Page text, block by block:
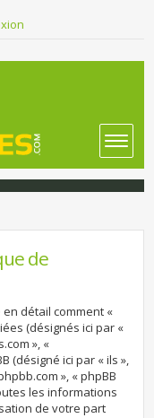
de
détail comment «
(désignés ici par «
», «
(désigné ici par « ils »,
», « phpBB
les informations
de votre part